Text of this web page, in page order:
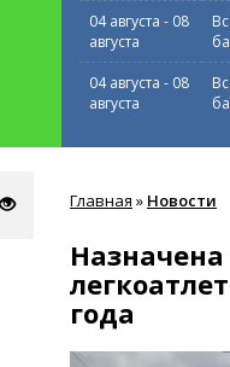
04 августа - 08
августа
04 августа - 08
августа
здесь
Главная » Новости
года